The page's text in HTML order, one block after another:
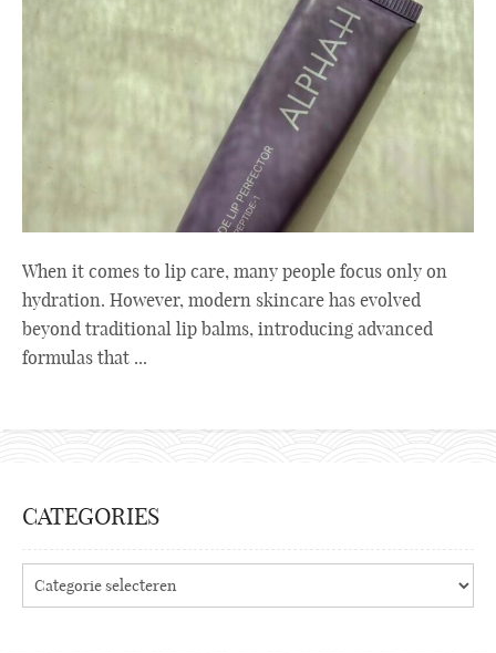
When it comes to lip care, many people focus only on
hydration. However, modern skincare has evolved
beyond traditional lip balms, introducing advanced
formulas that ...
CATEGORIES